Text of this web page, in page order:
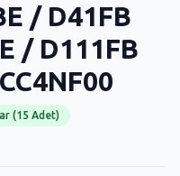
/ D41FB
/ D111FB
(15 Adet)